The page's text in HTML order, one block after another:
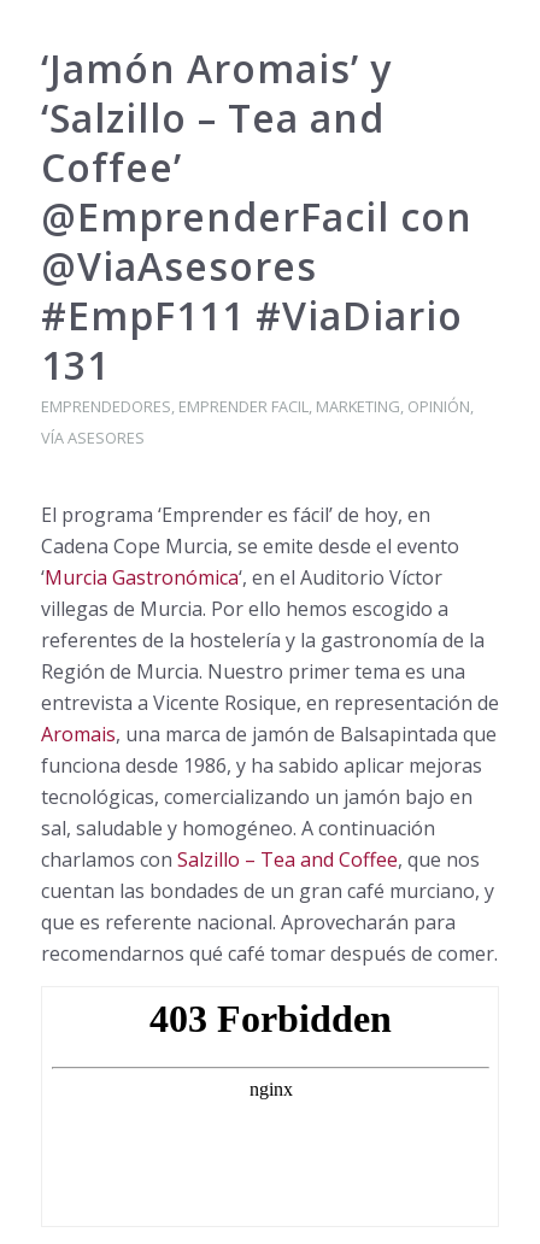
‘Jamón Aromais’ y
‘Salzillo – Tea and
Coffee’
@EmprenderFacil con
@ViaAsesores
#EmpF111 #ViaDiario
131
EMPRENDEDORES, EMPRENDER FACIL, MARKETING, OPINIÓN,
VÍA ASESORES
El programa ‘Emprender es fácil’ de hoy, en
Cadena Cope Murcia, se emite desde el evento
‘Murcia Gastronómica‘, en el Auditorio Víctor
villegas de Murcia. Por ello hemos escogido a
referentes de la hostelería y la gastronomía de la
Región de Murcia. Nuestro primer tema es una
entrevista a Vicente Rosique, en representación de
Aromais, una marca de jamón de Balsapintada que
funciona desde 1986, y ha sabido aplicar mejoras
tecnológicas, comercializando un jamón bajo en
sal, saludable y homogéneo. A continuación
charlamos con Salzillo – Tea and Coffee, que nos
cuentan las bondades de un gran café murciano, y
que es referente nacional. Aprovecharán para
recomendarnos qué café tomar después de comer.